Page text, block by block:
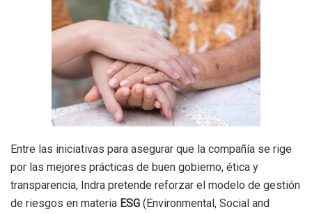
Entre las iniciativas para asegurar que la compañía se rige
por las mejores prácticas de buen gobierno, ética y
transparencia, Indra pretende reforzar el modelo de gestión
de riesgos en materia ESG (Environmental, Social and